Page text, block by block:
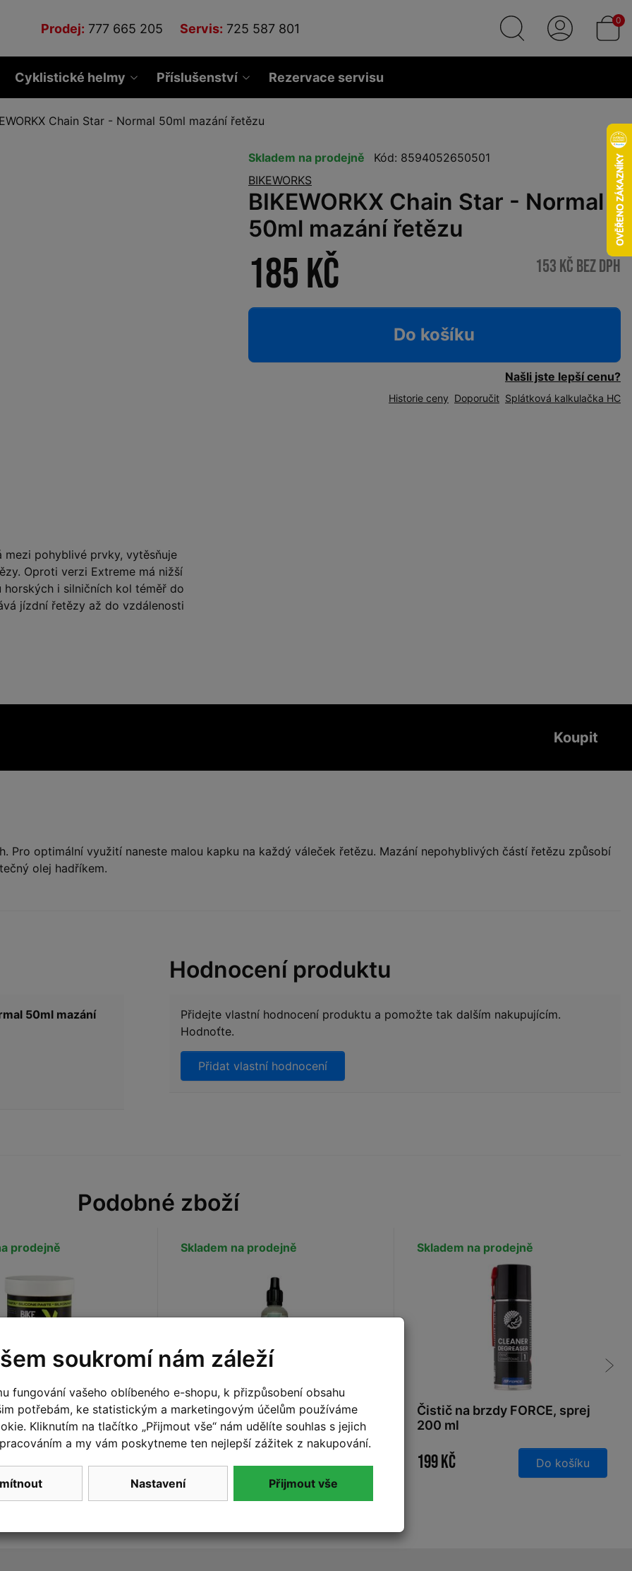
Prodej: 777 665 205 Servis: 725 587 801
0
Cyklistické helmy Příslušenství Rezervace servisu
Chain Star - Normal 50ml mazání řetězu
mezi pohyblivé prvky, vytěsňuje
Oproti verzi Extreme má nižší
i silničních kol téměř do
jízdní řetězy až do vzdálenosti
Skladem na prodejně
Kód: 8594052650501
BIKEWORKS
BIKEWORKX Chain Star - Normal
50ml mazání řetězu
185 Kč 153 Kč bez DPH
Do košíku
Našli jste lepší cenu?
Historie ceny Doporučit Splátková kalkulačka HC
Koupit
Pro optimální využití naneste malou kapku na každý váleček řetězu. Mazání nepohyblivých částí řetězu způsobí
olej hadříkem.
50ml mazání
Hodnocení produktu
Přidejte vlastní hodnocení produktu a pomožte tak dalším nakupujícím.
Hodnoťte.
Přidat vlastní hodnocení
Podobné zboží
prodejně
Silicone
Do košíku
Skladem na prodejně
BIKEWORKX E-RIDE 50ml
mazání řetězu
190 Kč Do košíku
Skladem na prodejně
Čistič na brzdy FORCE, sprej
200 ml
199 Kč Do košíku
soukromí nám záleží
fungování vašeho oblíbeného e-shopu, k přizpůsobení obsahu
potřebám, ke statistickým a marketingovým účelům používáme
Kliknutím na tlačítko „Přijmout vše“ nám udělíte souhlas s jejich
a my vám poskytneme ten nejlepší zážitek z nakupování.
Nastavení Přijmout vše